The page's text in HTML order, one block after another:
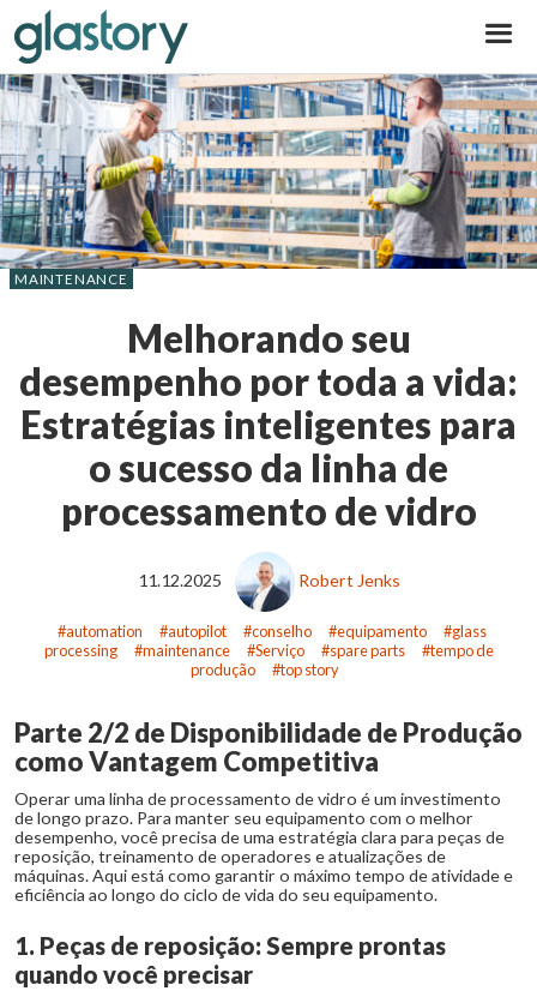
Melhorando seu
desempenho por toda a vida:
Estratégias inteligentes para
o sucesso da linha de
processamento de vidro
MAINTENANCE
11.12.2025 Robert Jenks
automation autopilot conselho equipamento
glass
processing
maintenance Serviço spare parts
tempo de
produção
top story
Parte 2/2 de Disponibilidade de Produção
como Vantagem Competitiva
Operar uma linha de processamento de vidro é um investimento
de longo prazo. Para manter seu equipamento com o melhor
desempenho, você precisa de uma estratégia clara para peças de
reposição, treinamento de operadores e atualizações de
máquinas. Aqui está como garantir o máximo tempo de atividade e
eficiência ao longo do ciclo de vida do seu equipamento.
1. Peças de reposição: Sempre prontas
quando você precisar